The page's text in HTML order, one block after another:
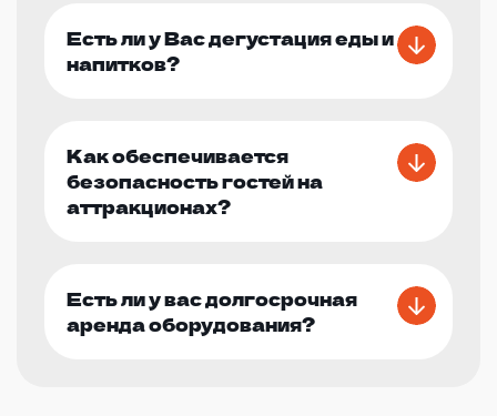
Есть ли у Вас дегустация еды и
напитков?
Как обеспечивается
безопасность гостей на
аттракционах?
Есть ли у вас долгосрочная
аренда оборудования?